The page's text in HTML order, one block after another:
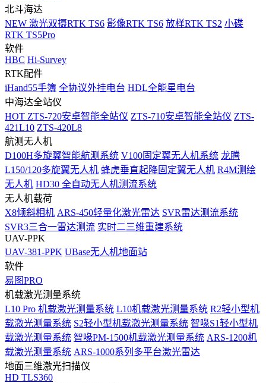
北斗海达
NEW 激光双摄RTK TS6 影像RTK TS6 放样RTK TS2 小碟
RTK TS5Pro
软件
HBC Hi-Survey
RTK配件
iHand55手簿 全协议外挂电台 HDL全能星电台
中海达全站仪
HOT ZTS-720安卓智能全站仪 ZTS-710安卓智能全站仪 ZTS-
421L10 ZTS-420L8
航测无人机
D100H多旋翼智能航测系统 V100固定翼无人机系统 龙腾
L150/120多旋翼无人机 蜂虎垂直起降固定翼无人机 R4M测绘
无人机 HD30 全自动无人机测流系统
无人机载荷
X8倾斜相机 ARS-450轻量化激光雷达 SVR雷达测流系统
SVR3三合一雷达测流 实时二三维重建系统
UAV-PPK
UAV-381-PPK UBase无人机地面站
软件
易图PRO
机载激光测量系统
L10 Pro 机载激光测量系统 L10机载激光测量系统 R2轻小型机
载激光测量系统 S2轻小型机载激光测量系统 智喙S1轻小型机
载激光测量系统 智喙PM-1500机载激光测量系统 ARS-1200机
载激光测量系统 ARS-1000系列多平台激光雷达
地面三维激光扫描仪
HD TLS360